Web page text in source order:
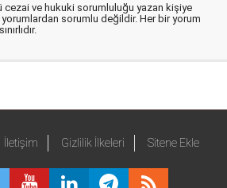
cezai ve hukuki sorumluluğu yazan kişiye
yorumlardan sorumlu değildir. Her bir yorum
İletişim Gizlilik İlkeleri Sitene Ekle